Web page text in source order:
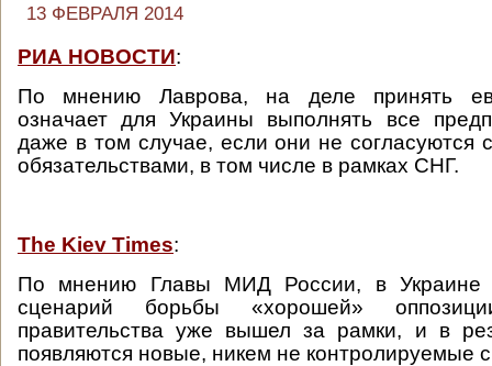
13 ФЕВРАЛЯ 2014
РИА НОВОСТИ:
По мнению Лаврова, на деле принять
означает для Украины выполнять все
даже в том случае, если они не
обязательствами, в том числе в рамках СНГ.
The Kiev Times:
По мнению Главы МИД России, в Украине
сценарий борьбы «хорошей»
правительства уже вышел за рамки, и в
появляются новые, никем не контролируемые